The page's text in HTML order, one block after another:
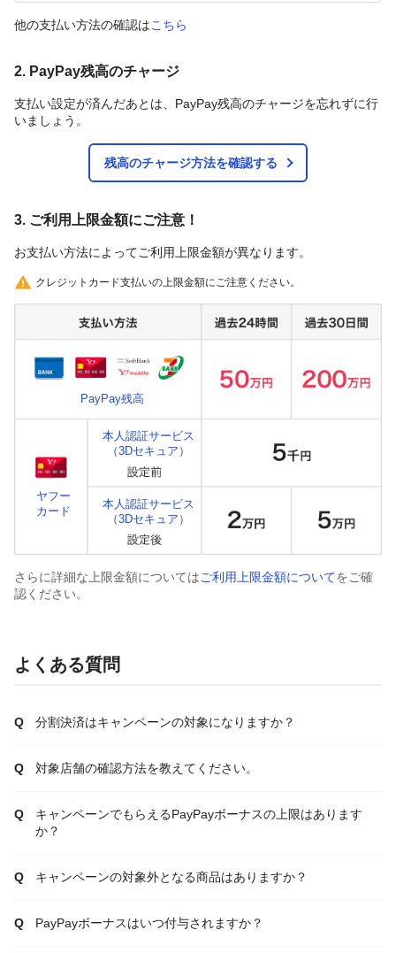
他の支払い方法の確認はこちら
2. PayPay残高のチャージ
支払い設定が済んだあとは、PayPay残高のチャージを忘れずに行
いましょう。
残高のチャージ方法を確認する
3. ご利用上限金額にご注意！
お支払い方法によってご利用上限金額が異なります。
クレジットカード支払いの上限金額にご注意ください。
PayPay残高
ヤフー
カード
本人認証サービス
（3Dセキュア）
本人認証サービス
（3Dセキュア）
さらに詳細な上限金額についてはご利用上限金額についてをご確
認ください。
よくある質問
分割決済はキャンペーンの対象になりますか？
対象店舗の確認方法を教えてください。
キャンペーンでもらえるPayPayボーナスの上限はあります
か？
キャンペーンの対象外となる商品はありますか？
PayPayボーナスはいつ付与されますか？